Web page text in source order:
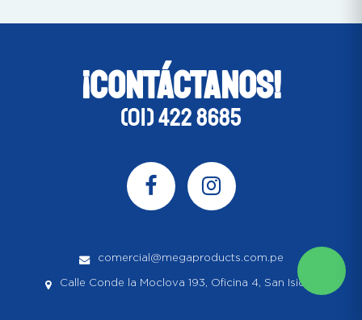
¡CONTÁCTANOS!
(01) 422 8685
comercial@megaproducts.com.pe
Calle Conde la Moclova 193, Oficina 4, San Isidro